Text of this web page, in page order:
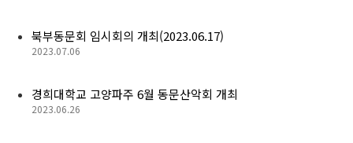
행사안내
공지사항
북부동문회 임시회의 개최(2023.06.17)
2023.07.06
경희대학교 고양파주 6월 동문산악회 개최
2023.06.26